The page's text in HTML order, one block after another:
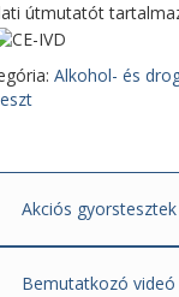
útmutatót
Alkohol- és
Akciós gyorstesztek
Bemutatkozó videó